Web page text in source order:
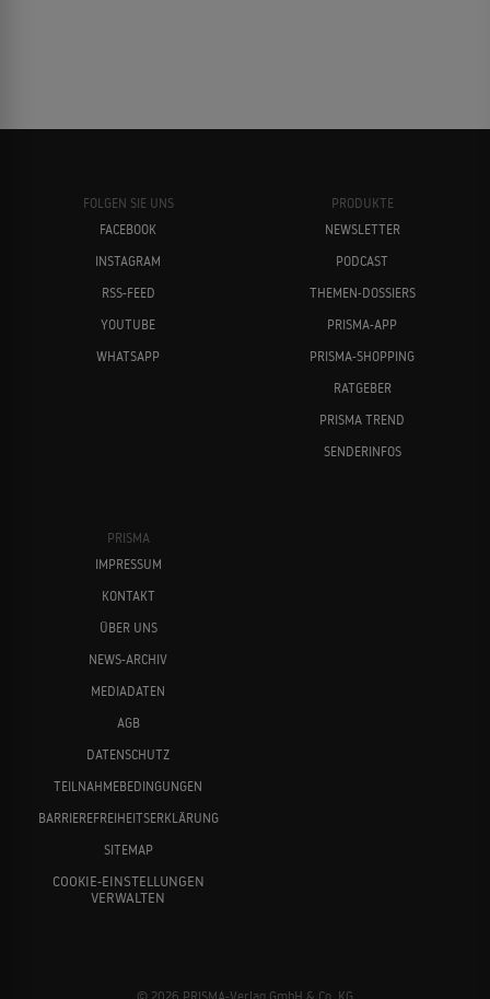
FOLGEN SIE UNS
FACEBOOK
INSTAGRAM
RSS-FEED
YOUTUBE
WHATSAPP
PRODUKTE
NEWSLETTER
PODCAST
THEMEN-DOSSIERS
PRISMA-APP
PRISMA-SHOPPING
RATGEBER
PRISMA TREND
SENDERINFOS
PRISMA
IMPRESSUM
KONTAKT
ÜBER UNS
NEWS-ARCHIV
MEDIADATEN
AGB
DATENSCHUTZ
TEILNAHMEBEDINGUNGEN
BARRIEREFREIHEITSERKLÄRUNG
SITEMAP
COOKIE-EINSTELLUNGEN
VERWALTEN